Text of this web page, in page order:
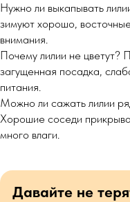
Нужно ли выкапывать
зимуют хорошо,
внимания.
Почему лилии не цветут?
загущенная посадка,
питания.
Можно ли сажать лилии
Хорошие соседи
много влаги.
Давайте не